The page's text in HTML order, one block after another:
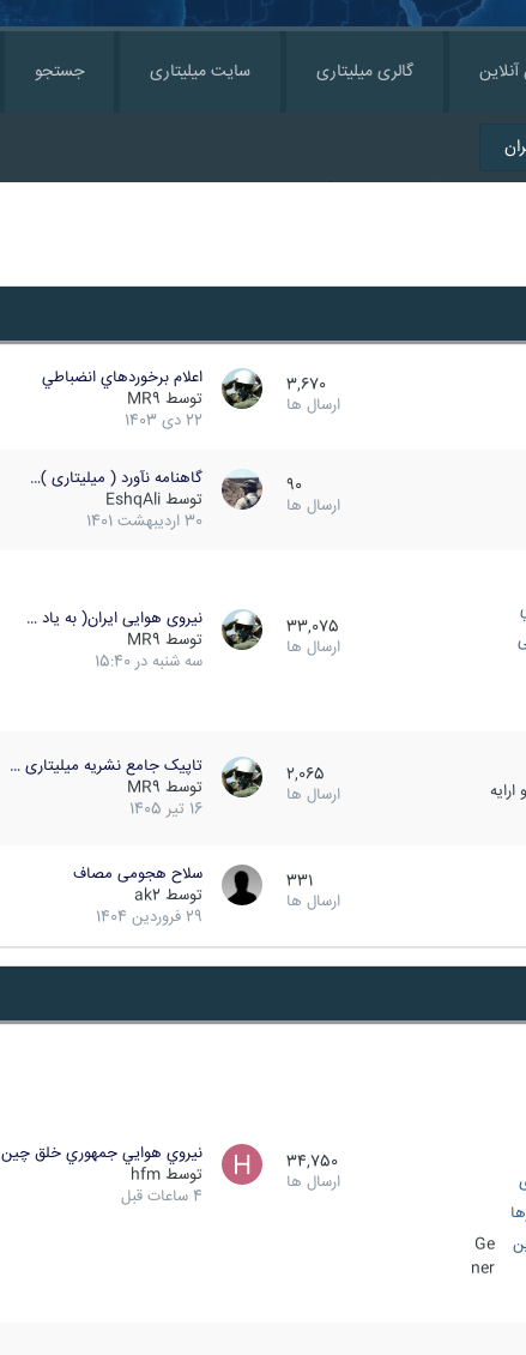
آنلاین گالری میلیتاری سایت میلیتاری جستجو
3,670
ارسال ها
اعلام برخوردهاي انضباطي
توسط MR9
22 دی 1403
90
ارسال ها
گاهنامه نآورد ( میلیتاری )…
توسط EshqAli
30 اردیبهشت 1401
33,075
ارسال ها
نیروی هوایی ایران( به یاد …
توسط MR9
سه شنبه در 15:40
2,065
ارسال ها
تاپیک جامع نشریه میلیتاری …
توسط MR9
16 تیر 1405
331
ارسال ها
سلاح هجومی مصاف
توسط ak2
29 فروردین 1404
Ge
ner
34,750
ارسال ها
نيروي هوايي جمهوري خلق چين
توسط hfm
4 ساعات قبل